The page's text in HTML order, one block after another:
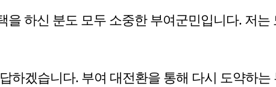
하신 분도 모두 소중한 부여군민입니다. 저
하겠습니다. 부여 대전환을 통해 다시 도약하